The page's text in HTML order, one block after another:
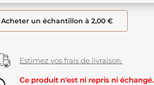
Acheter un échantillon à 2,00 €
Estimez vos frais de livraison.
Ce produit n'est ni repris ni échangé.